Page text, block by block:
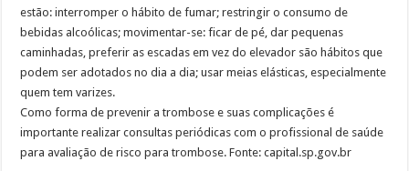
estão: interromper o hábito de fumar; restringir o consumo de
bebidas alcoólicas; movimentar-se: ficar de pé, dar pequenas
caminhadas, preferir as escadas em vez do elevador são hábitos que
podem ser adotados no dia a dia; usar meias elásticas, especialmente
quem tem varizes.
Como forma de prevenir a trombose e suas complicações é
importante realizar consultas periódicas com o profissional de saúde
para avaliação de risco para trombose. Fonte: capital.sp.gov.br